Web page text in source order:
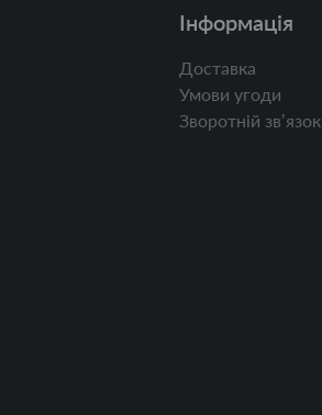
Інформація
Доставка
Умови угоди
Зворотній звʼязок